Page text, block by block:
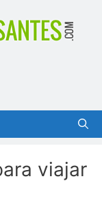
viajar